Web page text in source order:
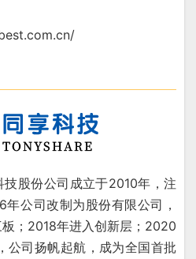
股份公司成立于2010年，注
公司改制为股份有限公司，
；2018年进入创新层；2020
公司扬帆起航，成为全国首批